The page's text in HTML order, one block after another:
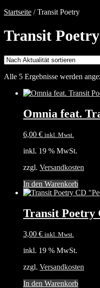
Startseite /Transit Poetry
Transit Poetry
Alle 5 Ergebnisse werden
Omnia feat.
6,00 € inkl. Mwst.
inkl. 19 % MwSt.
zzgl. Versandkosten
In den Warenkorb
Transit Poetry
3,00 € inkl. Mwst.
inkl. 19 % MwSt.
zzgl. Versandkosten
In den Warenkorb